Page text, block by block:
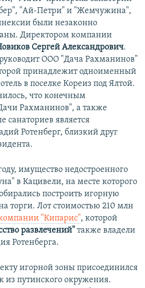
"Ай-Петри" и "Жемчужина",
были незаконно
Директором компании
Сергей Александрович.
ООО "Дача Рахманинов"
принадлежит одноименный
в поселке Кореиз под Ялтой.
что конечным
Рахманинов", а также
является
Ротенберг, близкий друг
имущество недостроенного
в Кацивели, на месте которого
построить игорную
торги. Лот стоимостью 210 млн
"Кипарис", которой
развлечений" также владели
Ротенберга.
игорной зоны присоединился
из путинского окружения.